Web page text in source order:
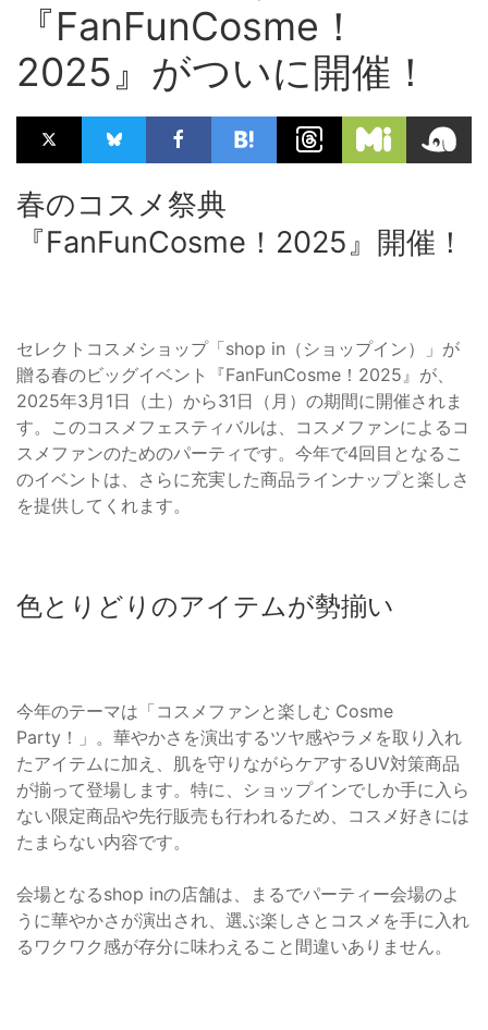
『FanFunCosme！
2025』がついに開催！
春のコスメ祭典
『FanFunCosme！2025』開催！
セレクトコスメショップ「shop in（ショップイン）」が
贈る春のビッグイベント『FanFunCosme！2025』が、
2025年3月1日（土）から31日（月）の期間に開催されま
す。このコスメフェスティバルは、コスメファンによるコ
スメファンのためのパーティです。今年で4回目となるこ
のイベントは、さらに充実した商品ラインナップと楽しさ
を提供してくれます。
色とりどりのアイテムが勢揃い
今年のテーマは「コスメファンと楽しむ Cosme
Party！」。華やかさを演出するツヤ感やラメを取り入れ
たアイテムに加え、肌を守りながらケアするUV対策商品
が揃って登場します。特に、ショップインでしか手に入ら
ない限定商品や先行販売も行われるため、コスメ好きには
たまらない内容です。
会場となるshop inの店舗は、まるでパーティー会場のよ
うに華やかさが演出され、選ぶ楽しさとコスメを手に入れ
るワクワク感が存分に味わえること間違いありません。